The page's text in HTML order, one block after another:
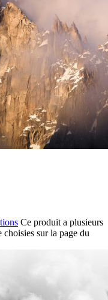
Ce produit a plusieurs
sur la page du